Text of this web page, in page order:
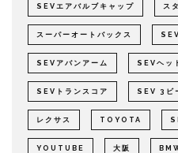
SEVエアバルブキャップ ス
スーパーオートバックス
SEVアバンアーム SEVヘッ
SEVトランスコア SEV 3ビ
レクサス TOYOTA
YOUTUBE 大阪